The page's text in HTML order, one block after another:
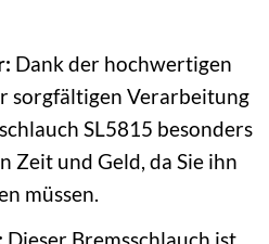
Dank der hochwertigen
sorgfältigen Verarbeitung
SL5815 besonders
Zeit und Geld, da Sie ihn
müssen.